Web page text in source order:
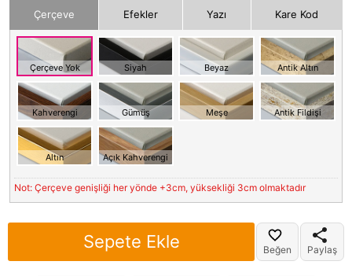
Çerçeve Efekler Yazı Kare Kod
Çerçeve Yok Siyah Beyaz Antik Altın
Kahverengi Gümüş Meşe Antik Fildişi
Altın Açık Kahverengi
Not: Çerçeve genişliği her yönde +3cm, yüksekliği 3cm olmaktadır
Sepete Ekle Beğen Paylaş